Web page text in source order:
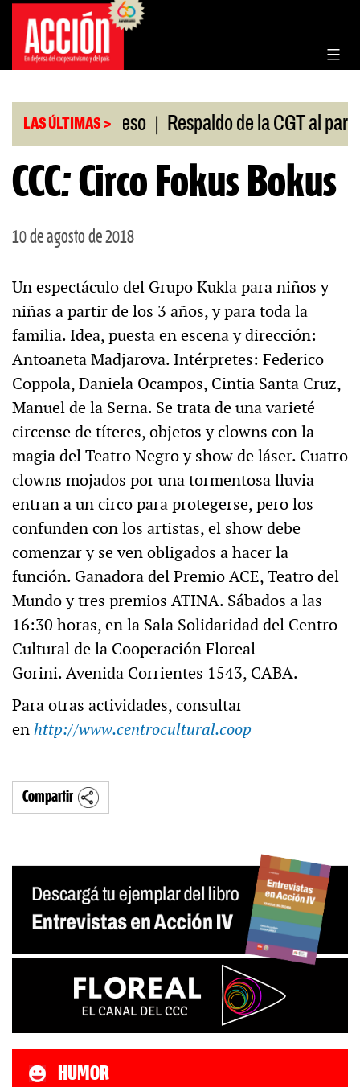
Saltar
contenido
LAS ÚLTIMAS >
en el Congreso | Respaldo de la CGT al paro
CCC: Circo Fokus Bokus
10 de agosto de 2018
Un espectáculo del Grupo Kukla para niños y
niñas a partir de los 3 años, y para toda la
familia. Idea, puesta en escena y dirección:
Antoaneta Madjarova. Intérpretes: Federico
Coppola, Daniela Ocampos, Cintia Santa Cruz,
Manuel de la Serna. Se trata de una varieté
circense de títeres, objetos y clowns con la
magia del Teatro Negro y show de láser. Cuatro
clowns mojados por una tormentosa lluvia
entran a un circo para protegerse, pero los
confunden con los artistas, el show debe
comenzar y se ven obligados a hacer la
función. Ganadora del Premio ACE, Teatro del
Mundo y tres premios ATINA. Sábados a las
16:30 horas, en la Sala Solidaridad del Centro
Cultural de la Cooperación Floreal
Gorini. Avenida Corrientes 1543, CABA.
Para otras actividades, consultar
enhttp://www.centrocultural.coop
Compartir
HUMOR